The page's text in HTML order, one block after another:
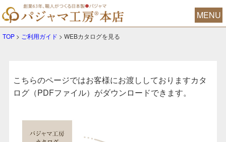
MENU
TOP > ご利用ガイド > WEBカタログを見る
こちらのページではお客様にお渡ししておりますカタ
ログ（PDFファイル）がダウンロードできます。